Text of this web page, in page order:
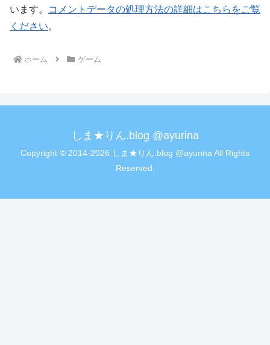
います。
コメントデータの処理方法の詳細はこちらをご覧
ください。
ホーム ゲーム
しま★りん.blog @ayurina
Copyright © 2014-2026 しま★りん.blog @ayurina All Rights
Reserved.